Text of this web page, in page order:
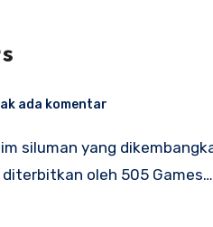
ada komentar
oleh 505 Games…